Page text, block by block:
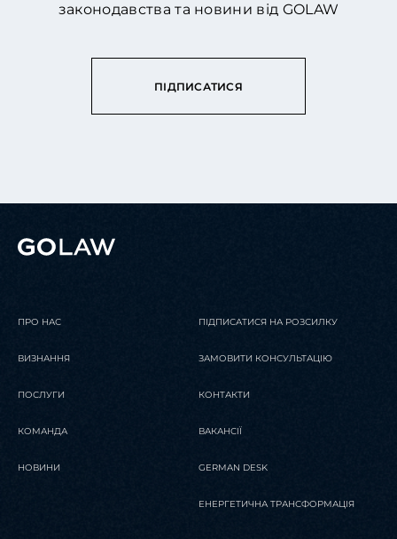
законодавства та новини від GOLAW
ПІДПИСАТИСЯ
ПРО НАС
ВИЗНАННЯ
ПОСЛУГИ
КОМАНДА
НОВИНИ
ПІДПИСАТИСЯ НА РОЗСИЛКУ
ЗАМОВИТИ КОНСУЛЬТАЦІЮ
КОНТАКТИ
ВАКАНСІЇ
GERMAN DESK
ЕНЕРГЕТИЧНА ТРАНСФОРМАЦІЯ